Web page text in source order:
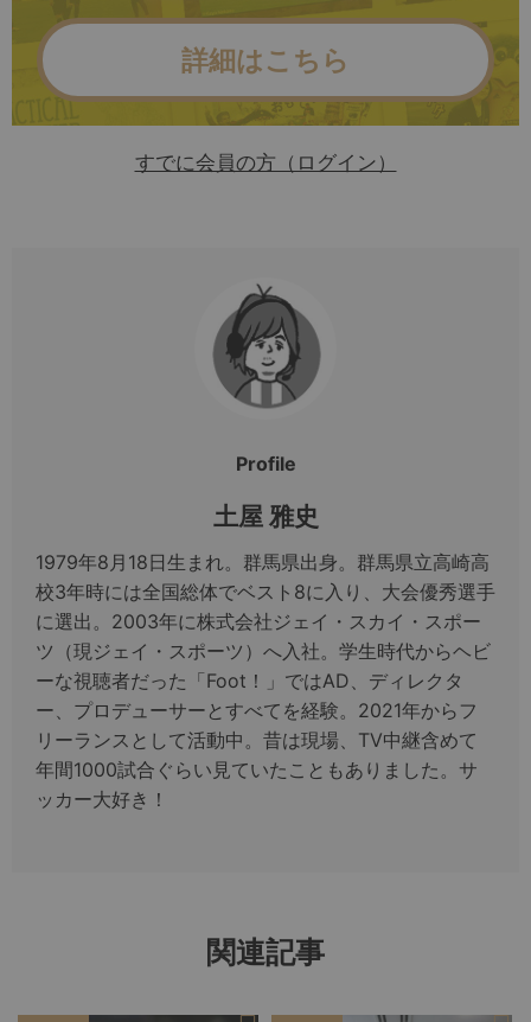
詳細はこちら
すでに会員の方（ログイン）
Profile
土屋 雅史
1979年8月18日生まれ。群馬県出身。群馬県立高崎高
校3年時には全国総体でベスト8に入り、大会優秀選手
に選出。2003年に株式会社ジェイ・スカイ・スポー
ツ（現ジェイ・スポーツ）へ入社。学生時代からヘビ
ーな視聴者だった「Foot！」ではAD、ディレクタ
ー、プロデューサーとすべてを経験。2021年からフ
リーランスとして活動中。昔は現場、TV中継含めて
年間1000試合ぐらい見ていたこともありました。サ
ッカー大好き！
関連記事